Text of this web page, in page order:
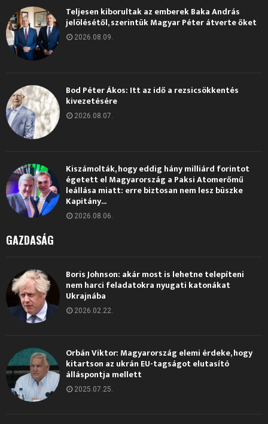
Teljesen kiborultak az emberek Baka András
jelölésétől, szerintük Magyar Péter átverte őket
2026.08.09.
Bod Péter Ákos: Itt az idő a rezsicsökkentés
kivezetésére
2026.08.07.
Kiszámolták, hogy eddig hány milliárd forintot
égetett el Magyarország a Paksi Atomerőmű
leállása miatt: erre biztosan nem lesz büszke
Kapitány...
2026.08.06.
GAZDASÁG
Boris Johnson: akár most is lehetne telepíteni
nem harci feladatokra nyugati katonákat
Ukrajnába
2026.02.22.
Orbán Viktor: Magyarország elemi érdeke, hogy
kitartson az ukrán EU-tagságot elutasító
álláspontja mellett
2025.07.25.